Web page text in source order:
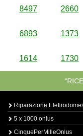
8497 2660
6893 1373
1614 1730
Riparazione
5 x 1000 onlus
CinquePerMilleOnlus